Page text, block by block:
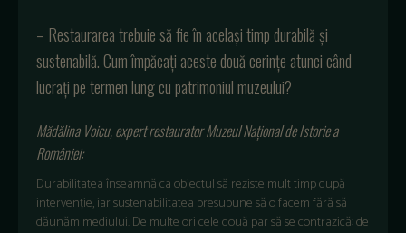
– Restaurarea trebuie să fie în același timp durabilă și
sustenabilă. Cum împăcați aceste două cerințe atunci când
lucrați pe termen lung cu patrimoniul muzeului?
Mădălina Voicu, expert restaurator Muzeul Național de Istorie a
României:
Durabilitatea înseamnă ca obiectul să reziste mult timp după
intervenție, iar sustenabilitatea presupune să o facem fără să
dăunăm mediului. De multe ori cele două par să se contrazică: de